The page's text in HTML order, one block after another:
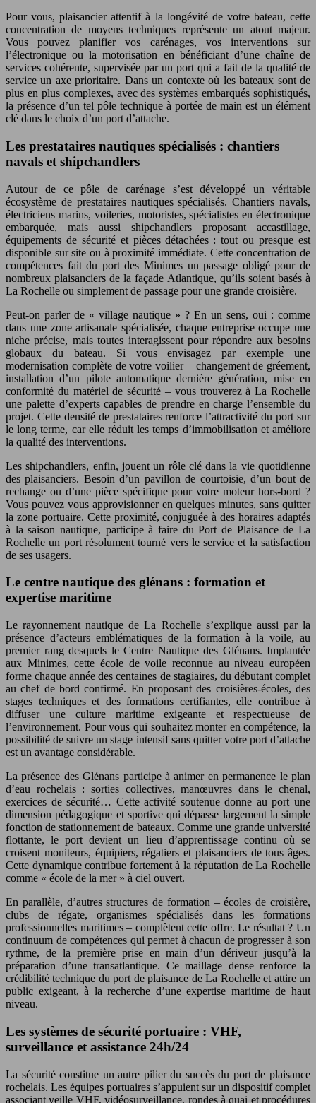
Pour vous, plaisancier attentif à la longévité de votre bateau, cette
concentration de moyens techniques représente un atout majeur.
Vous pouvez planifier vos carénages, vos interventions sur
l’électronique ou la motorisation en bénéficiant d’une chaîne de
services cohérente, supervisée par un port qui a fait de la qualité de
service un axe prioritaire. Dans un contexte où les bateaux sont de
plus en plus complexes, avec des systèmes embarqués sophistiqués,
la présence d’un tel pôle technique à portée de main est un élément
clé dans le choix d’un port d’attache.
Les prestataires nautiques spécialisés : chantiers
navals et shipchandlers
Autour de ce pôle de carénage s’est développé un véritable
écosystème de prestataires nautiques spécialisés. Chantiers navals,
électriciens marins, voileries, motoristes, spécialistes en électronique
embarquée, mais aussi shipchandlers proposant accastillage,
équipements de sécurité et pièces détachées : tout ou presque est
disponible sur site ou à proximité immédiate. Cette concentration de
compétences fait du port des Minimes un passage obligé pour de
nombreux plaisanciers de la façade Atlantique, qu’ils soient basés à
La Rochelle ou simplement de passage pour une grande croisière.
Peut-on parler de « village nautique » ? En un sens, oui : comme
dans une zone artisanale spécialisée, chaque entreprise occupe une
niche précise, mais toutes interagissent pour répondre aux besoins
globaux du bateau. Si vous envisagez par exemple une
modernisation complète de votre voilier – changement de gréement,
installation d’un pilote automatique dernière génération, mise en
conformité du matériel de sécurité – vous trouverez à La Rochelle
une palette d’experts capables de prendre en charge l’ensemble du
projet. Cette densité de prestataires renforce l’attractivité du port sur
le long terme, car elle réduit les temps d’immobilisation et améliore
la qualité des interventions.
Les shipchandlers, enfin, jouent un rôle clé dans la vie quotidienne
des plaisanciers. Besoin d’un pavillon de courtoisie, d’un bout de
rechange ou d’une pièce spécifique pour votre moteur hors-bord ?
Vous pouvez vous approvisionner en quelques minutes, sans quitter
la zone portuaire. Cette proximité, conjuguée à des horaires adaptés
à la saison nautique, participe à faire du Port de Plaisance de La
Rochelle un port résolument tourné vers le service et la satisfaction
de ses usagers.
Le centre nautique des glénans : formation et
expertise maritime
Le rayonnement nautique de La Rochelle s’explique aussi par la
présence d’acteurs emblématiques de la formation à la voile, au
premier rang desquels le Centre Nautique des Glénans. Implantée
aux Minimes, cette école de voile reconnue au niveau européen
forme chaque année des centaines de stagiaires, du débutant complet
au chef de bord confirmé. En proposant des croisières-écoles, des
stages techniques et des formations certifiantes, elle contribue à
diffuser une culture maritime exigeante et respectueuse de
l’environnement. Pour vous qui souhaitez monter en compétence, la
possibilité de suivre un stage intensif sans quitter votre port d’attache
est un avantage considérable.
La présence des Glénans participe à animer en permanence le plan
d’eau rochelais : sorties collectives, manœuvres dans le chenal,
exercices de sécurité… Cette activité soutenue donne au port une
dimension pédagogique et sportive qui dépasse largement la simple
fonction de stationnement de bateaux. Comme une grande université
flottante, le port devient un lieu d’apprentissage continu où se
croisent moniteurs, équipiers, régatiers et plaisanciers de tous âges.
Cette dynamique contribue fortement à la réputation de La Rochelle
comme « école de la mer » à ciel ouvert.
En parallèle, d’autres structures de formation – écoles de croisière,
clubs de régate, organismes spécialisés dans les formations
professionnelles maritimes – complètent cette offre. Le résultat ? Un
continuum de compétences qui permet à chacun de progresser à son
rythme, de la première prise en main d’un dériveur jusqu’à la
préparation d’une transatlantique. Ce maillage dense renforce la
crédibilité technique du port de plaisance de La Rochelle et attire un
public exigeant, à la recherche d’une expertise maritime de haut
niveau.
Les systèmes de sécurité portuaire : VHF,
surveillance et assistance 24h/24
La sécurité constitue un autre pilier du succès du port de plaisance
rochelais. Les équipes portuaires s’appuient sur un dispositif complet
associant veille VHF, vidéosurveillance, rondes à quai et procédures